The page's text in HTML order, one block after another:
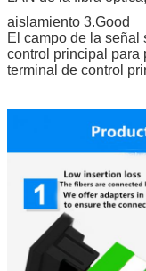
aislamiento 3.Good
El campo de la señal
control principal para
terminal de control